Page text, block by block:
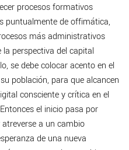
procesos formativos
puntualmente de offimática,
más administrativos
la perspectiva del capital
se debe colocar acento en el
población, para que alcancen
consciente y crítica en el
el inicio pasa por
a un cambio
de una nueva